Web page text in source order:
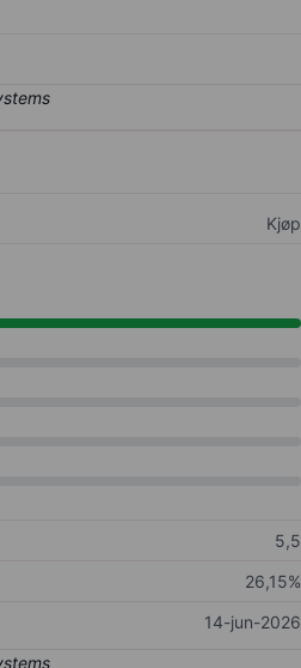
Kjøp
5,5
26,15%
14-jun-2026